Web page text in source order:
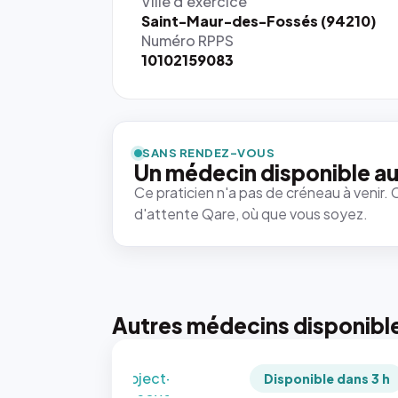
Saint-Maur-des-Fossés (94210)
Numéro RPPS
10102159083
SANS RENDEZ-VOUS
Un médecin disponible
Ce praticien n'a pas de créneau à
d'attente Qare, où que vous soyez.
Autres médecins
rendue par
`.profile-
picture`,
et un
rapport 1:1
qui reste
juste à
photo est
recadrée
`object-
Disponible dans 3 h